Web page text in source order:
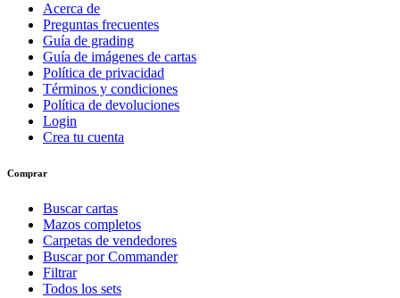
Acerca de
Preguntas frecuentes
Guía de grading
Guía de imágenes de cartas
Política de privacidad
Términos y condiciones
Política de devoluciones
Login
Crea tu cuenta
Comprar
Buscar cartas
Mazos completos
Carpetas de vendedores
Buscar por Commander
Filtrar
Todos los sets